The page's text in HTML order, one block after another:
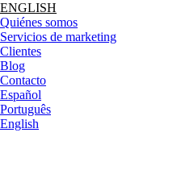
ENGLISH
Quiénes somos
Servicios de marketing
Clientes
Blog
Contacto
Español
Português
English